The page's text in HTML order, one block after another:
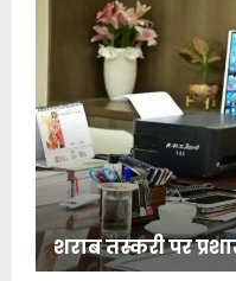
शराब तस्करी पर